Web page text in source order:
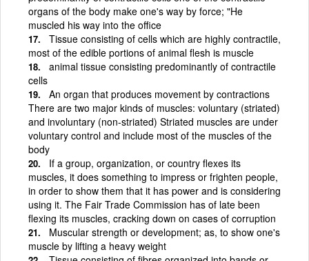
organs of the body make one's way by force; "He
muscled his way into the office
Tissue consisting of cells which are highly contractile,
most of the edible portions of animal flesh is muscle
animal tissue consisting predominantly of contractile
cells
An organ that produces movement by contractions
There are two major kinds of muscles: voluntary (striated)
and involuntary (non-striated) Striated muscles are under
voluntary control and include most of the muscles of the
body
If a group, organization, or country flexes its
muscles, it does something to impress or frighten people,
in order to show them that it has power and is considering
using it. The Fair Trade Commission has of late been
flexing its muscles, cracking down on cases of corruption
Muscular strength or development; as, to show one's
muscle by lifting a heavy weight